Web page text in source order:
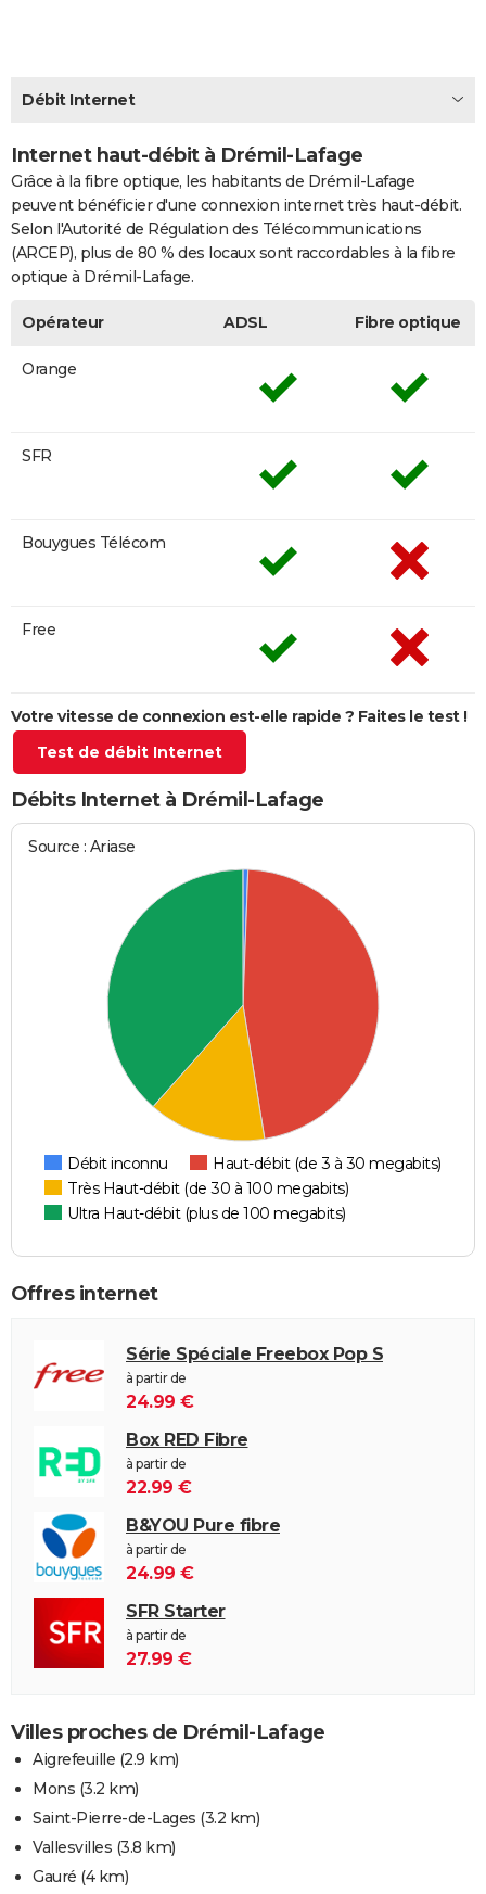
CARTE DE VOEUX
Carte de Noël
Carte Bonne année
Carte Saint-Valentin
Carte Pâques
Carte d'anniversaire
DICTIONNAIRE
PROGRAMME TV
COPAINS D'AVANT
S'inscrire
Se connecter
Lycées
Collèges
Primaires
Universités
Entreprises
Service militaire
Avis de recherche
AVIS DE DÉCÈS
FORUM
Débit Internet
Internet haut-débit à Drémil-Lafage
Grâce à la fibre optique, les habitants de Drémil-Lafage
peuvent bénéficier d'une connexion internet très haut-débit.
Selon l'Autorité de Régulation des Télécommunications
(ARCEP), plus de 80 % des locaux sont raccordables à la fibre
optique à Drémil-Lafage.
Opérateur ADSL Fibre optique
Orange
SFR
Bouygues Télécom
Free
Votre vitesse de connexion est-elle rapide ? Faites le test !
Test de débit Internet
Débits Internet à Drémil-Lafage
Source : Ariase
Débit inconnu
Haut-débit (de 3 à 30 megabits)
Très Haut-débit (de 30 à 100 megabits)
Ultra Haut-débit (plus de 100 megabits)
Offres internet
Série Spéciale Freebox Pop S
à partir de
24.99 €
Box RED Fibre
à partir de
22.99 €
B&YOU Pure fibre
à partir de
24.99 €
SFR Starter
à partir de
27.99 €
Villes proches de Drémil-Lafage
Aigrefeuille (2.9 km)
Mons (3.2 km)
Saint-Pierre-de-Lages (3.2 km)
Vallesvilles (3.8 km)
Gauré (4 km)